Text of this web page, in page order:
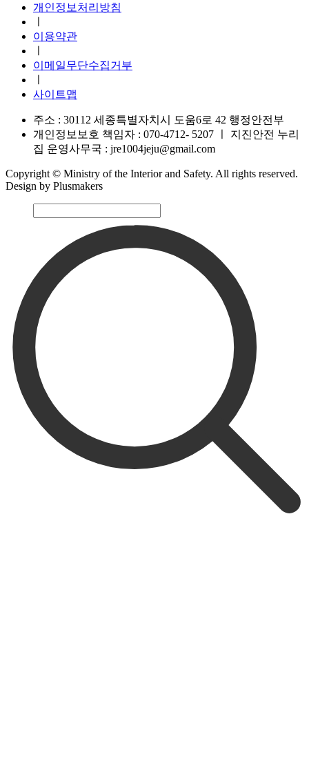
개인정보처리방침
이용약관
이메일무단수집거부
사이트맵
주소 : 30112 세종특별자치시 도움6로 42 행정안전부
개인정보보호 책임자 : 070-4712- 5207
지진안전 누리
집 운영사무국 : jre1004jeju@gmail.com
Copyright © Ministry of the Interior and Safety. All rights reserved.
Design by Plusmakers